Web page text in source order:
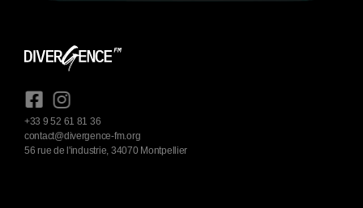
+33 9 52 61 81 36
contact@divergence-fm.org
56 rue de l'industrie, 34070 Montpellier